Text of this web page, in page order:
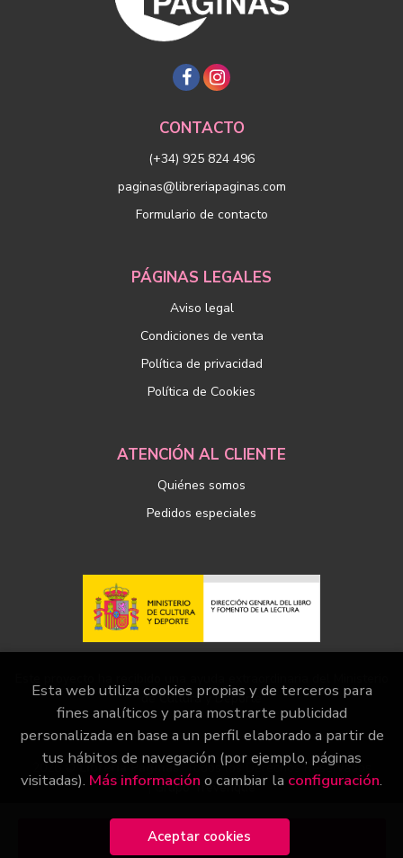
Añadir a mi cesta
CONTACTO
(+34) 925 824 496
paginas@libreriapaginas.com
Formulario de contacto
PÁGINAS LEGALES
Aviso legal
Condiciones de venta
Política de privacidad
Política de Cookies
ATENCIÓN AL CLIENTE
Quiénes somos
Pedidos especiales
de Cultura y Deporte
2026 ©Librería Páginas. Todos los Derechos Reservados
|Grupo Trevenque
Esta web utiliza cookies propias y de terceros para
fines analíticos y para mostrarte publicidad
personalizada en base a un perfil elaborado a partir de
tus hábitos de navegación (por ejemplo, páginas
visitadas). Más información o cambiar la configuración.
Aceptar cookies